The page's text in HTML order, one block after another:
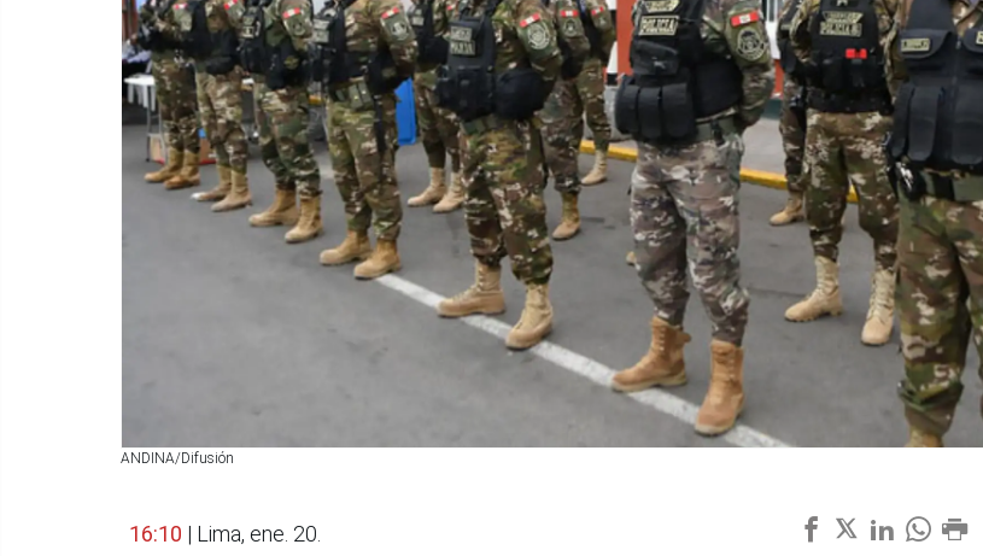
ANDINA/Difusión
16:10 | Lima, ene. 20.